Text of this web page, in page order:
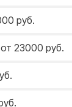
руб.
от 23000 руб.